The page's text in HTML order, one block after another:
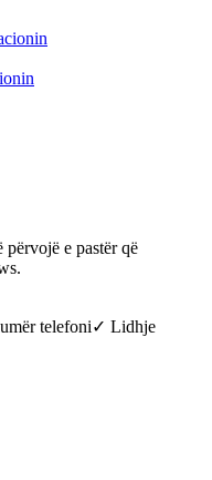
e pastër që
telefoni✓ Lidhje